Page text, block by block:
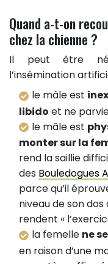
Quand a-t-on
chez la chienne ?
Il peut être
l’insémination
le mâle est
libido et ne
le mâle est
monter sur la
rend la saillie
des Bouledogues
parce qu’il
niveau de son
rendent «
la femelle ne
en raison d’une